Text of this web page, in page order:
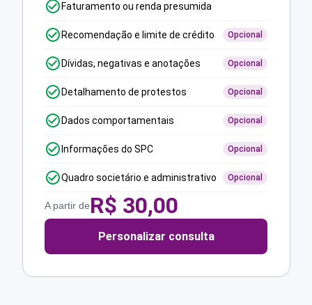
Faturamento ou renda presumida
Recomendação e limite de crédito Opcional
Dívidas, negativas e anotações Opcional
Detalhamento de protestos Opcional
Dados comportamentais Opcional
Informações do SPC Opcional
Quadro societário e administrativo Opcional
A partir deR$ 30,00
Personalizar consulta